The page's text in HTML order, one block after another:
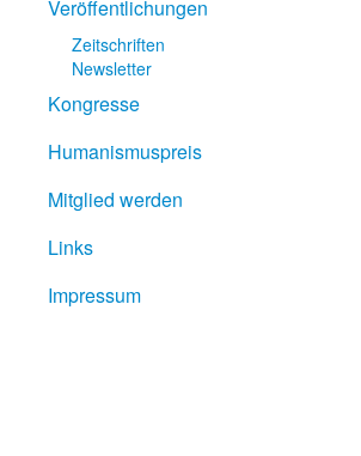
Veröffentlichungen
Zeitschriften
Newsletter
Kongresse
Humanismuspreis
Mitglied werden
Links
Impressum